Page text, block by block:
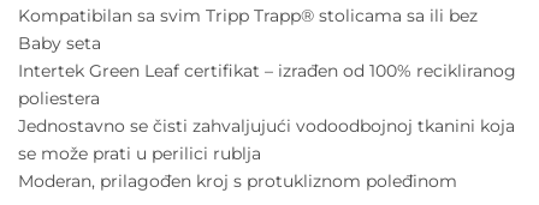
Kompatibilan sa svim Tripp Trapp® stolicama sa ili bez
Baby seta
Intertek Green Leaf certifikat – izrađen od 100% recikliranog
poliestera
Jednostavno se čisti zahvaljujući vodoodbojnoj tkanini koja
se može prati u perilici rublja
Moderan, prilagođen kroj s protukliznom poleđinom